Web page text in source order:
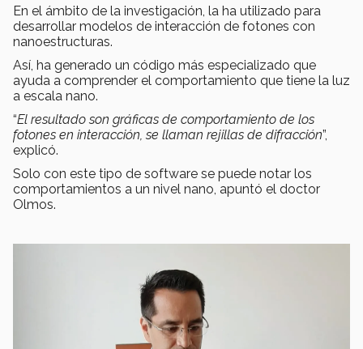
En el ámbito de la investigación, la ha utilizado para
desarrollar modelos de interacción de fotones con
nanoestructuras.
Así, ha generado un código más especializado que
ayuda a comprender el comportamiento que tiene la luz
a escala nano.
“El resultado son gráficas de comportamiento de los
fotones en interacción, se llaman rejillas de difracción”,
explicó.
Solo con este tipo de software se puede notar los
comportamientos a un nivel nano, apuntó el doctor
Olmos.